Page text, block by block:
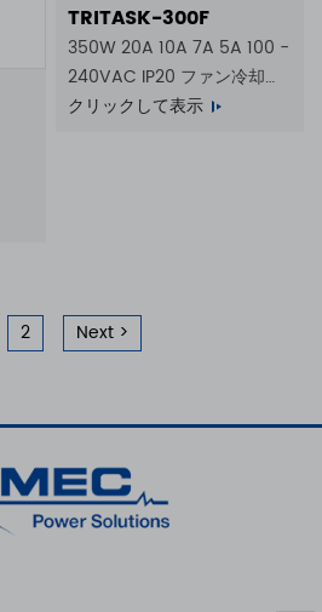
TRITASK-300F
350W 20A 10A 7A 5A 100 -
240VAC IP20 ファン冷却式
バッテリー充電器
クリックして表示
2 Next >